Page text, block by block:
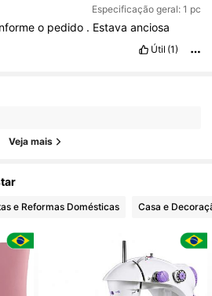
Especificação geral: 1 pc
o pedido . Estavaanciosa
Útil (1)
Veja mais
e Reformas Domésticas Casa e